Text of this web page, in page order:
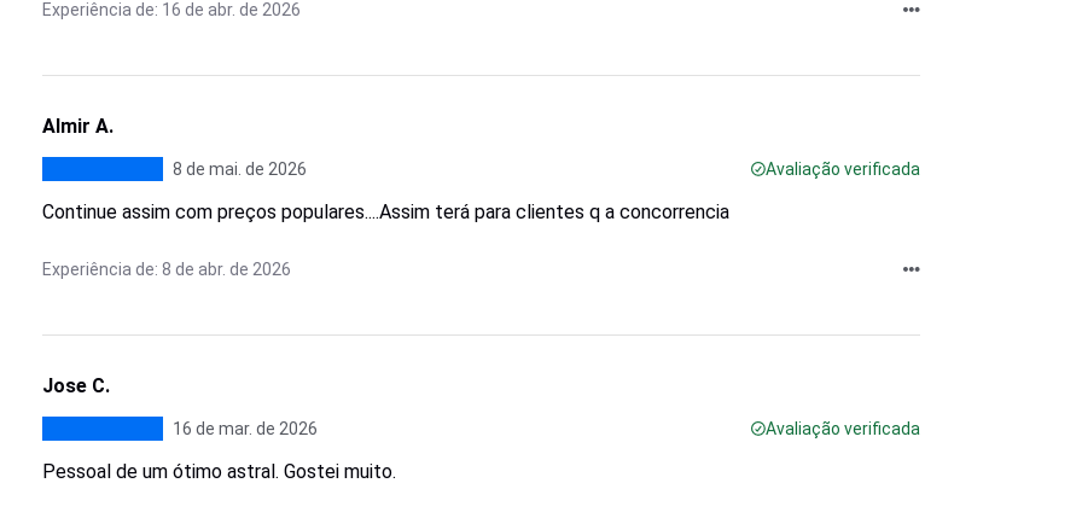
Experiência de: 16 de abr. de 2026
Almir A.
8 de mai. de 2026 Avaliação verificada
Continue assim com preços populares....Assim terá para clientes q a concorrencia
Experiência de: 8 de abr. de 2026
Jose C.
16 de mar. de 2026 Avaliação verificada
Pessoal de um ótimo astral. Gostei muito.